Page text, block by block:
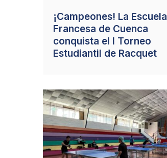
¡Campeones! La Escuela
Francesa de Cuenca
conquista el I Torneo
Estudiantil de Racquet